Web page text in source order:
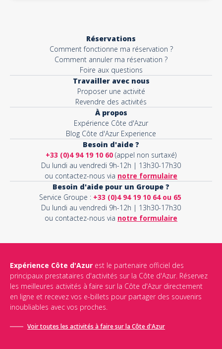
Réservations
Comment fonctionne ma réservation ?
Comment annuler ma réservation ?
Foire aux questions
Travailler avec nous
Proposer une activité
Revendre des activités
À propos
Expérience Côte d'Azur
Blog Côte d'Azur Experience
Besoin d'aide ?
+33 (0)4 94 19 10 60 (appel non surtaxé)
Du lundi au vendredi 9h-12h | 13h30-17h30
ou contactez-nous via notre formulaire
Besoin d'aide pour un Groupe ?
Service Groupe : +33 (0)4 94 19 10 64 ou 65
Du lundi au vendredi 9h-12h | 13h30-17h30
ou contactez-nous via notre formulaire
Expérience Côte d'Azur est le partenaire officiel des
principaux prestataires d'activités sur la Côte d'Azur. Réservez
les meilleures activités à faire sur la Côte d'Azur directement
en ligne et recevez vos e-billets pour partager des souvenirs
inoubliables avec vos proches.
Voir toutes les activités à faire sur la Côte d'Azur